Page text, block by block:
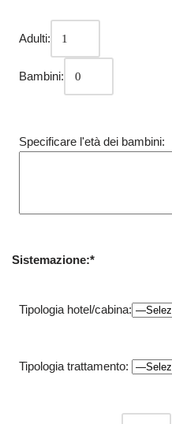
Adulti:
Bambini:
Specificare l'età dei bambini:
Sistemazione:*
Tipologia hotel/cabina:
Tipologia trattamento: